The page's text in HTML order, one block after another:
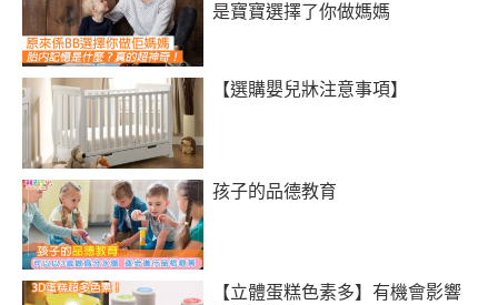
是寶寶選擇了你做媽媽
【選購嬰兒牀注意事項】
孩子的品德教育
【立體蛋糕色素多】有機會影響